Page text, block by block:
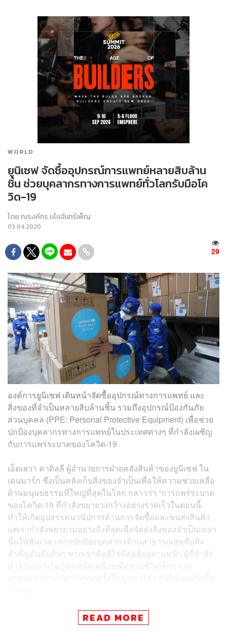
WORLD
ยูนิเซฟ จัดซื้ออุปกรณ์การแพทย์หลายสิบล้าน
ชิ้น ช่วยบุคลากรทางการแพทย์ทั่วโลกรับมือโค
วิด-19
โดยณรงค์กร มโนจันทร์เพ็ญ
03.04.2020
29
องค์การยูนิเซฟ เดินหน้าจัดซื้ออุปกรณ์ทางการแพทย์ และ
สิ่งของที่จำเป็นหลายสิบล้านชิ้น รวมถึงอุปกรณ์ป้องกันภัย
ส่วนบุคคล (PPE: Personal Protective Equipment) เพื่อช่วย
ปกป้องบุคลากรทางการแพทย์ในประเทศต่างๆ ที่กำลังเผชิญ
กับการแพร่ระบาดของโควิด-19
เอ็ตเลวา คาดิลลี ผู้อำนวยการฝ่ายคลังสินค้าของยูนิเซฟ ใน
เดนมาร์ก ซึ่งเป็นคลังเก็บสิ่งของจำเป็นเพื่อให้ความช่วยเหลือ
ด้านมนุษยธรรมที่ใหญ่ที่สุดในโลก กล่าวว่า “การแพร่ระบาด
ของโควิด-19 ที่กำลังขยายวงกว้างอย่างรวดเร็วในตอนนี้
ทำให้เกิดอุปสรรคนานัปการด้านการจัดซื้อและขนส่งสินค้า
แต่เรากำลังพยายามอย่างถึงที่สุดเพื่อจัดส่งสิ่งของจำเป็นเหล่า
นั้นให้ทันเวลา การปกป้องบุคลากรด้านสาธารณสุขคือสิ่ง
สำคัญอันดับต้นๆ พวกเขาคือฮีโร่ที่ต่อสู้อยู่ด่านหน้า ผู้ที่กำลัง
ทำงานอย่างไม่รู้จักเหน็ดเหนื่อยเพื่อช่วยชีวิตเด็กๆ และ
นับตั้งแต่เกิดการแพร่ระบาดของโควิด-19 ยูนิเซฟได้จัดส่ง
อุปกรณ์ทางการแพทย์และสิ่งของจำเป็นไปยังประเทศต่างๆ
READ MORE